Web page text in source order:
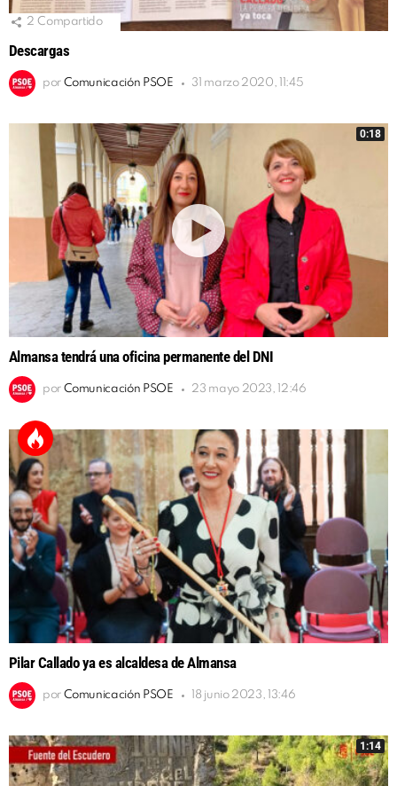
2 Compartido
Descargas
por Comunicación PSOE 31 marzo 2020, 11:45
0:18
Almansa tendrá una oficina permanente del DNI
por Comunicación PSOE 23 mayo 2023, 12:46
Pilar Callado ya es alcaldesa de Almansa
por Comunicación PSOE 18 junio 2023, 13:46
1:14